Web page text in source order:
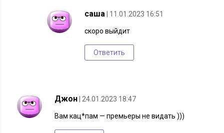
саша | 11.01.2023 16:51
скоро выйдит
Ответить
Джон | 24.01.2023 18:47
Вам кац*пам — премьеры не видать )))